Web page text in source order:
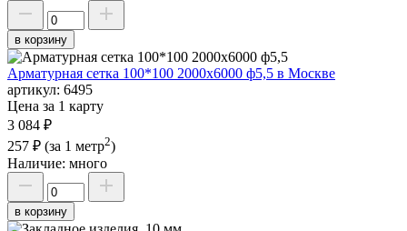
в корзину
Арматурная сетка 100*100 2000х6000 ф5,5 в Москве
артикул: 6495
Цена за 1 карту
3 084 ₽
257 ₽ (за 1 метр2)
Наличие: много
в корзину